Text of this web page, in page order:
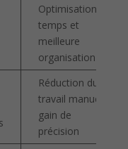
Optimisation du
temps et
meilleure
organisation
Réduction du
travail manuel et
gain de
précision